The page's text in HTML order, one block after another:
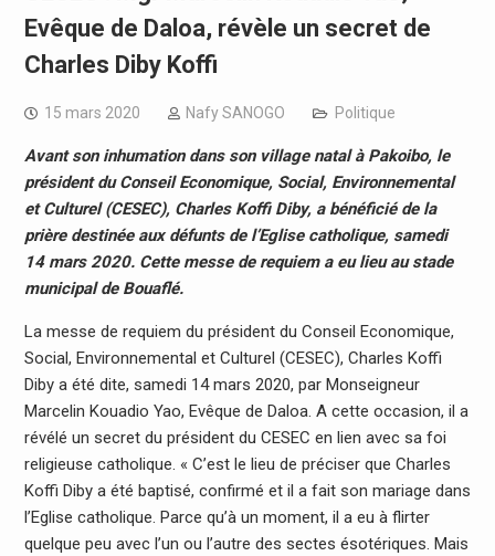
Evêque de Daloa, révèle un secret de
Charles Diby Koffi
15 mars 2020 Nafy SANOGO Politique
Avant son inhumation dans son village natal à Pakoibo, le
président du Conseil Economique, Social, Environnemental
et Culturel (CESEC), Charles Koffi Diby, a bénéficié de la
prière destinée aux défunts de l’Eglise catholique, samedi
14 mars 2020. Cette messe de requiem a eu lieu au stade
municipal de Bouaflé.
La messe de requiem du président du Conseil Economique,
Social, Environnemental et Culturel (CESEC), Charles Koffi
Diby a été dite, samedi 14 mars 2020, par Monseigneur
Marcelin Kouadio Yao, Evêque de Daloa. A cette occasion, il a
révélé un secret du président du CESEC en lien avec sa foi
religieuse catholique. « C’est le lieu de préciser que Charles
Koffi Diby a été baptisé, confirmé et il a fait son mariage dans
l’Eglise catholique. Parce qu’à un moment, il a eu à flirter
quelque peu avec l’un ou l’autre des sectes ésotériques. Mais